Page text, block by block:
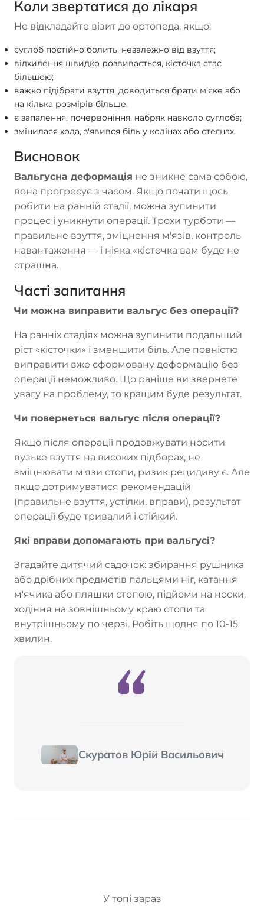
Коли звертатися до лікаря
Не відкладайте візит до ортопеда, якщо:
суглоб постійно болить, незалежно від взуття;
відхилення швидко розвивається, кісточка стає
більшою;
важко підібрати взуття, доводиться брати м’яке або
на кілька розмірів більше;
є запалення, почервоніння, набряк навколо суглоба;
змінилася хода, з'явився біль у колінах або стегнах
Висновок
Вальгусна деформація не зникне сама собою,
вона прогресує з часом. Якщо почати щось
робити на ранній стадії, можна зупинити
процес і уникнути операції. Трохи турботи —
правильне взуття, зміцнення м'язів, контроль
навантаження — і ніяка «кісточка вам буде не
страшна.
Часті запитання
Чи можна виправити вальгус без операції?
На ранніх стадіях можна зупинити подальший
ріст «кісточки» і зменшити біль. Але повністю
виправити вже сформовану деформацію без
операції неможливо. Що раніше ви звернете
увагу на проблему, то кращим буде результат.
Чи повернеться вальгус після операції?
Якщо після операції продовжувати носити
вузьке взуття на високих підборах, не
зміцнювати м'язи стопи, ризик рецидиву є. Але
якщо дотримуватися рекомендацій
(правильне взуття, устілки, вправи), результат
операції буде тривалий і стійкий.
Які вправи допомагають при вальгусі?
Згадайте дитячий садочок: збирання рушника
або дрібних предметів пальцями ніг, катання
м'ячика або пляшки стопою, підйоми на носки,
ходіння на зовнішньому краю стопи та
внутрішньому по черзі. Робіть щодня по 10-15
хвилин.
Скуратов Юрій Васильович
У топі зараз